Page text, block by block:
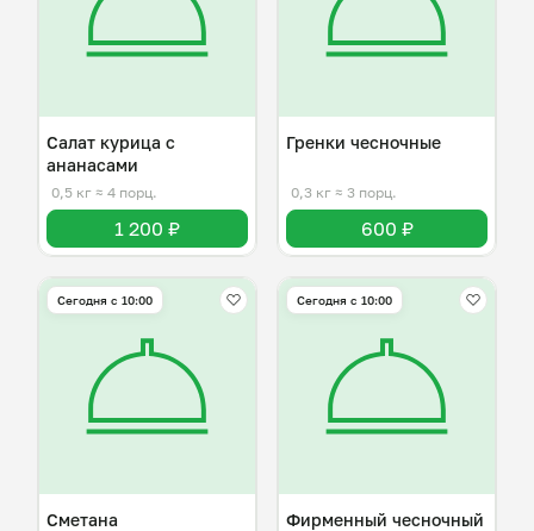
Салат курица с
ананасами
0,5 кг ≈ 4 порц.
1 200 ₽
Гренки чесночные
0,3 кг ≈ 3 порц.
600 ₽
Сегодня с 10:00
Сметана
Сегодня с 10:00
Фирменный чесночный